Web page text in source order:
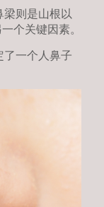
梁则是山根以
个关键因素。
了一个人鼻子